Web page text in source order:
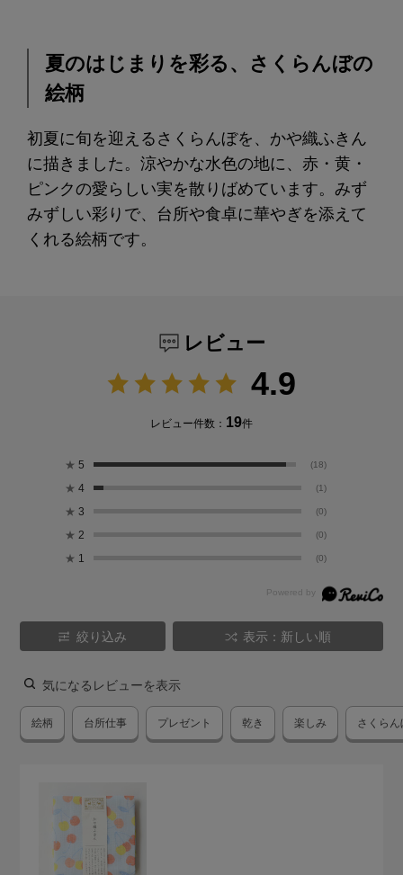
夏のはじまりを彩る、さくらんぼの
絵柄
初夏に旬を迎えるさくらんぼを、かや織ふきん
に描きました。涼やかな水色の地に、赤・黄・
ピンクの愛らしい実を散りばめています。みず
みずしい彩りで、台所や食卓に華やぎを添えて
くれる絵柄です。
レビュー
4.9
レビュー件数： 19件
★ 5 (18)
★ 4 (1)
★ 3 (0)
★ 2 (0)
★ 1 (0)
絞り込み 表示：新しい順
気になるレビューを表示
絵柄 台所仕事 プレゼント 乾き 楽しみ さくら